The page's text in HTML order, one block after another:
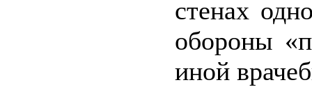
стенах
обороны
иной